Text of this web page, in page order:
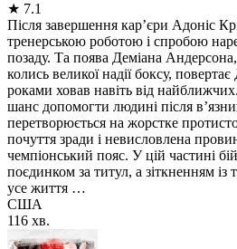
★ 7.1
Після завершення кар’єри Адоніс
тренерською роботою і спробою
позаду. Та поява Деміана
колись великої надії боксу, повертає
роками ховав навіть від
шанс допомогти людині після
перетворюється на жорстке
почуття зради і невисловлена
чемпіонський пояс. У цій частині
поєдинком за титул, а зіткненням із
усе життя …
США
116 хв.